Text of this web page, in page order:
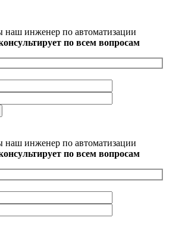
наш инженер по автоматизации
по всем вопросам
наш инженер по автоматизации
по всем вопросам